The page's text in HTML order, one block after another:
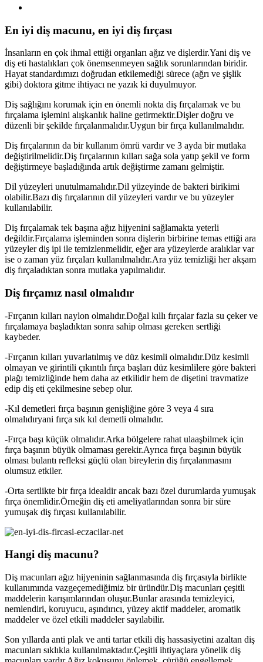
En iyi diş macunu, en iyi diş fırçası
İnsanların en çok ihmal ettiği organları ağız ve dişlerdir.Yani diş ve
diş eti hastalıkları çok önemsenmeyen sağlık sorunlarından biridir.
Hayat standardımızı doğrudan etkilemediği sürece (ağrı ve şişlik
gibi) doktora gitme ihtiyacı ne yazık ki duyulmuyor.
Diş sağlığını korumak için en önemli nokta diş fırçalamak ve bu
fırçalama işlemini alışkanlık haline getirmektir.Dişler doğru ve
düzenli bir şekilde fırçalanmalıdır.Uygun bir fırça kullanılmalıdır.
Diş fırçalarının da bir kullanım ömrü vardır ve 3 ayda bir mutlaka
değiştirilmelidir.Diş fırçalarının kılları sağa sola yatıp şekil ve form
değiştirmeye başladığında artık değiştirme zamanı gelmiştir.
Dil yüzeyleri unutulmamalıdır.Dil yüzeyinde de bakteri birikimi
olabilir.Bazı diş fırçalarının dil yüzeyleri vardır ve bu yüzeyler
kullanılabilir.
Diş fırçalamak tek başına ağız hijyenini sağlamakta yeterli
değildir.Fırçalama işleminden sonra dişlerin birbirine temas ettiği ara
yüzeyler diş ipi ile temizlenmelidir, eğer ara yüzeylerde aralıklar var
ise o zaman yüz fırçaları kullanılmalıdır.Ara yüz temizliği her akşam
diş fırçaladıktan sonra mutlaka yapılmalıdır.
Diş fırçamız nasıl olmalıdır
-Fırçanın kılları naylon olmalıdır.Doğal kıllı fırçalar fazla su çeker ve
fırçalamaya başladıktan sonra sahip olması gereken sertliği
kaybeder.
-Fırçanın kılları yuvarlatılmış ve düz kesimli olmalıdır.Düz kesimli
olmayan ve girintili çıkıntılı fırça başları düz kesimlilere göre bakteri
plağı temizliğinde hem daha az etkilidir hem de dişetini travmatize
edip diş eti çekilmesine sebep olur.
-Kıl demetleri fırça başının genişliğine göre 3 veya 4 sıra
olmalıdıryani fırça sık kıl demetli olmalıdır.
-Fırça başı küçük olmalıdır.Arka bölgelere rahat ulaaşbilmek için
fırça başının büyük olmaması gerekir.Ayrıca fırça başının büyük
olması bulantı refleksi güçlü olan bireylerin diş fırçalanmasını
olumsuz etkiler.
-Orta sertlikte bir fırça idealdir ancak bazı özel durumlarda yumuşak
fırça önemlidir.Örneğin diş eti ameliyatlarından sonra bir süre
yumuşak diş fırçası kullanılabilir.
Hangi diş macunu?
Diş macunları ağız hijyeninin sağlanmasında diş fırçasıyla birlikte
kullanımında vazgeçemediğimiz bir üründür.Diş macunları çeşitli
maddelerin karışımlarından oluşur.Bunlar arasında temizleyici,
nemlendiri, koruyucu, aşındırıcı, yüzey aktif maddeler, aromatik
maddeler ve özel etkili maddeler sayılabilir.
Son yıllarda anti plak ve anti tartar etkili diş hassasiyetini azaltan diş
macunları sıklıkla kullanılmaktadır.Çeşitli ihtiyaçlara yönelik diş